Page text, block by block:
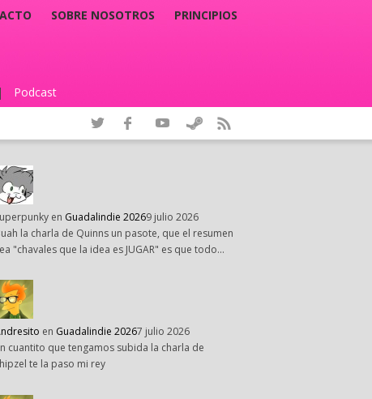
SOBRE NOSOTROS PRINCIPIOS
| Podcast
en Guadalindie 20269 julio 2026
la charla de Quinns un pasote, que el resumen
"chavales que la idea es JUGAR" es que todo…
en Guadalindie 20267 julio 2026
cuantito que tengamos subida la charla de
te la paso mi rey